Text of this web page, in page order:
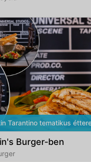
Tarantino tematikus
Burger-ben